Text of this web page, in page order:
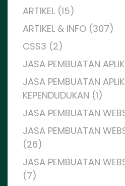
ARTIKEL (15)
ARTIKEL & INFO (307)
CSS3 (2)
JASA PEMBUATAN
JASA PEMBUATAN
KEPENDUDUKAN (1)
JASA PEMBUATAN
JASA PEMBUATAN
(26)
JASA PEMBUATAN
(7)